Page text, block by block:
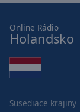
Online Rádio
Holandsko
Susediace krajiny